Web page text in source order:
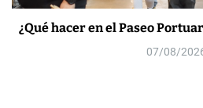
¿Qué hacer en el Paseo
07/08/